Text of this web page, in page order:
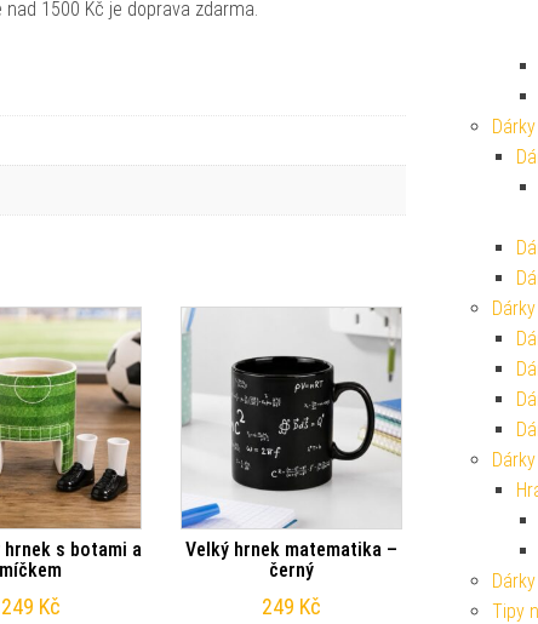
1500 Kč je doprava zdarma.
hrnek s botami a
míčkem
249 Kč
Velký hrnek matematika –
černý
249 Kč
Tipy